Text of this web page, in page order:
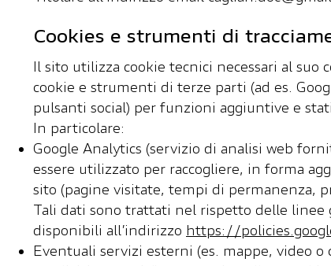
Cookies e strumenti di
Il sito utilizza cookie tecnici necessari al
cookie e strumenti di terze parti (ad es.
pulsanti social) per funzioni aggiuntive e
In particolare:
Google Analytics (servizio di analisi web
essere utilizzato per raccogliere, in forma
sito (pagine visitate, tempi di permanenza,
Tali dati sono trattati nel rispetto delle linee
disponibili all’indirizzo https://
Eventuali servizi esterni (es. mappe, video